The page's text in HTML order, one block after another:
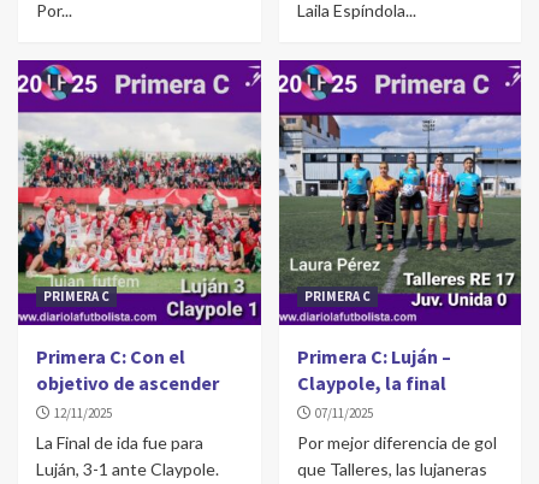
Por...
Laila Espíndola...
PRIMERA C
Primera C: Con el
objetivo de ascender
12/11/2025
La Final de ida fue para
Luján, 3-1 ante Claypole.
PRIMERA C
Primera C: Luján –
Claypole, la final
07/11/2025
Por mejor diferencia de gol
que Talleres, las lujaneras